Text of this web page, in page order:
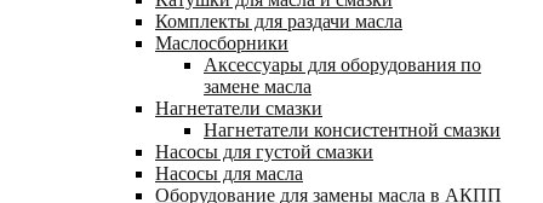
Комплекты для раздачи масла
Маслосборники
Аксессуары для оборудования по
замене масла
Нагнетатели смазки
Нагнетатели консистентной смазки
Насосы для густой смазки
Насосы для масла
Оборудование для замены масла в АКПП